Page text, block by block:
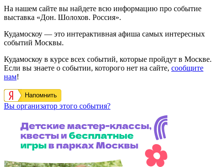
На нашем сайте вы найдете всю информацию про событие
выставка «Дон. Шолохов. Россия».
Кудамоскоу — это интерактивная афиша самых интересных
событий Москвы.
Кудамоскоу в курсе всех событий, которые пройдут в Москве.
Если вы знаете о событии, которого нет на сайте, сообщите
нам!
Напомнить
Вы организатор этого события?